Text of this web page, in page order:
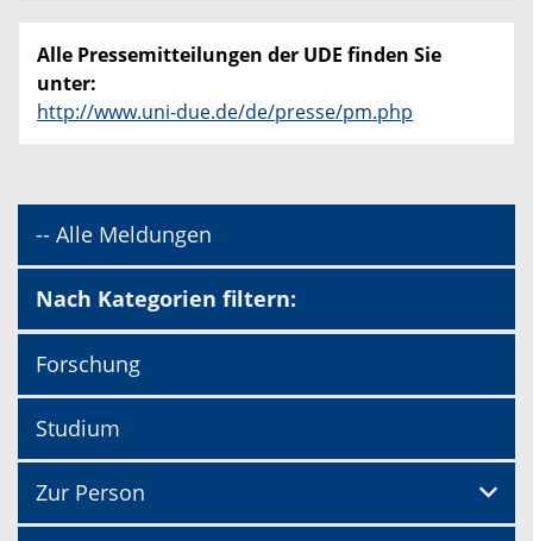
Alle Pressemitteilungen der UDE finden Sie
unter:
http://www.uni-due.de/de/presse/pm.php
-- Alle Meldungen
Nach Kategorien filtern:
Forschung
Studium
Zur Person